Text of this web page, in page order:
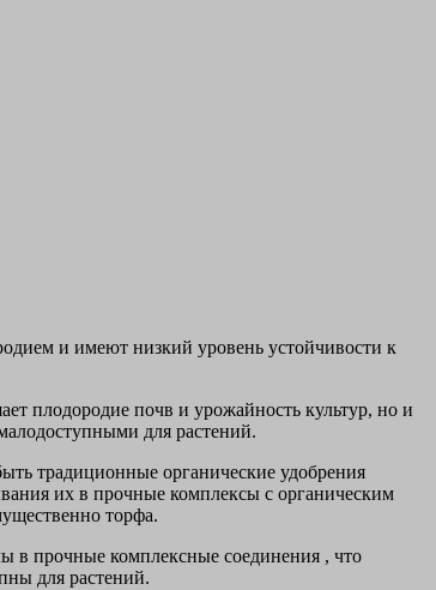
и имеют низкий уровень устойчивости к
плодородие почв и урожайность культур, но и
для растений.
традиционные органические удобрения
их в прочные комплексы с органическим
торфа.
в прочные комплексные соединения , что
для растений.